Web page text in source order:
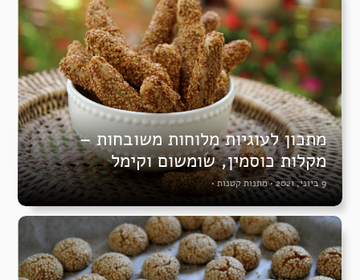
מתכון לעוגיות מלוחות משובחות –
מקלות כוסמין, שומשום וקימל
9 ביוני, 2021 •מתנות קטנות•